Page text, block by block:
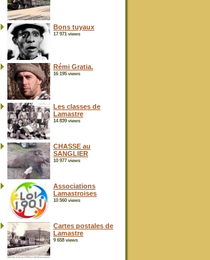
Bons tuyaux
17 971 views
Rémi Gratia.
16 195 views
Les classes de
Lamastre
14 839 views
CHASSE au
SANGLIER
10 977 views
Associations
Lamastroises
10 560 views
Cartes postales de
Lamastre
9 658 views